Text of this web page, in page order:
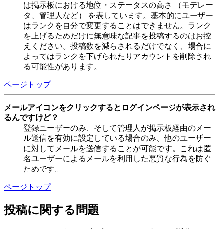
は掲示板における地位・ステータスの高さ （モデレー
タ、管理人など） を表しています。基本的にユーザー
はランクを自分で変更することはできません。ランク
を上げるためだけに無意味な記事を投稿するのはお控
えください。投稿数を減らされるだけでなく、場合に
よってはランクを下げられたりアカウントを削除され
る可能性があります。
ページトップ
メールアイコンをクリックするとログインページが表示され
るんですけど？
登録ユーザーのみ、そして管理人が掲示板経由のメー
ル送信を有効に設定している場合のみ、他のユーザー
に対してメールを送信することが可能です。これは匿
名ユーザーによるメールを利用した悪質な行為を防ぐ
ためです。
ページトップ
投稿に関する問題